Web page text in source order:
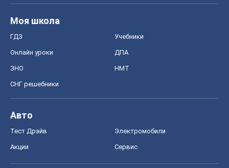
Моя школа
ГДЗ Учебники
Онлайн уроки ДПА
ЗНО НМТ
СНГ решебники
Авто
Тест Драйв Электромобили
Акции Сервис